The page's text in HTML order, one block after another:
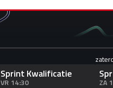
Sprint Kwalificatie
VR 14:30 ZA